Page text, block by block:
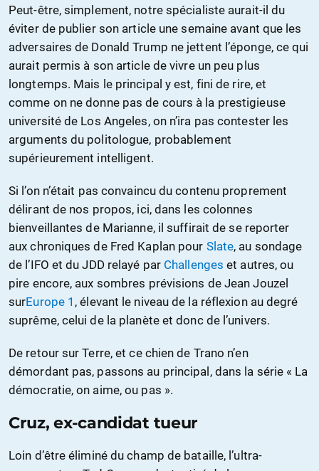
Peut-être, simplement, notre spécialiste aurait-il du
éviter de publier son article une semaine avant que les
adversaires de Donald Trump ne jettent l’éponge, ce qui
aurait permis à son article de vivre un peu plus
longtemps. Mais le principal y est, fini de rire, et
comme on ne donne pas de cours à la prestigieuse
université de Los Angeles, on n’ira pas contester les
arguments du politologue, probablement
supérieurement intelligent.
Si l’on n’était pas convaincu du contenu proprement
délirant de nos propos, ici, dans les colonnes
bienveillantes de Marianne, il suffirait de se reporter
aux chroniques de Fred Kaplan pour Slate, au sondage
de l’IFO et du JDD relayé par Challenges et autres, ou
pire encore, aux sombres prévisions de Jean Jouzel
surEurope 1 , élevant le niveau de la réflexion au degré
suprême, celui de la planète et donc de l’univers.
De retour sur Terre, et ce chien de Trano n’en
démordant pas, passons au principal, dans la série « La
démocratie, on aime, ou pas ».
Cruz, ex-candidat tueur
Loin d’être éliminé du champ de bataille, l’ultra-